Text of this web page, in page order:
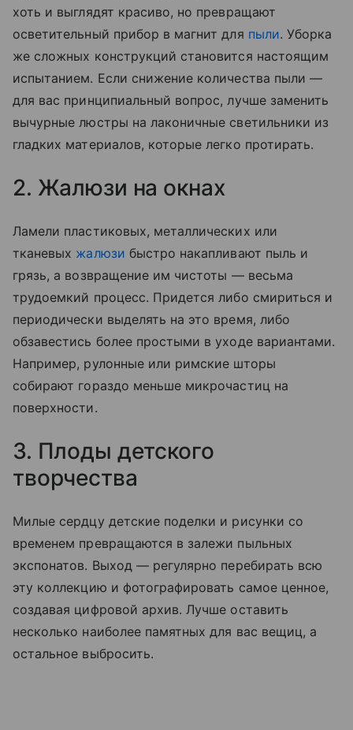
хоть и выглядят красиво, но превращают
осветительный прибор в магнит для пыли. Уборка
же сложных конструкций становится настоящим
испытанием. Если снижение количества пыли —
для вас принципиальный вопрос, лучше заменить
вычурные люстры на лаконичные светильники из
гладких материалов, которые легко протирать.
2. Жалюзи на окнах
Ламели пластиковых, металлических или
тканевых жалюзи быстро накапливают пыль и
грязь, а возвращение им чистоты — весьма
трудоемкий процесс. Придется либо смириться и
периодически выделять на это время, либо
обзавестись более простыми в уходе вариантами.
Например, рулонные или римские шторы
собирают гораздо меньше микрочастиц на
поверхности.
3. Плоды детского
творчества
Милые сердцу детские поделки и рисунки со
временем превращаются в залежи пыльных
экспонатов. Выход — регулярно перебирать всю
эту коллекцию и фотографировать самое ценное,
создавая цифровой архив. Лучше оставить
несколько наиболее памятных для вас вещиц, а
остальное выбросить.